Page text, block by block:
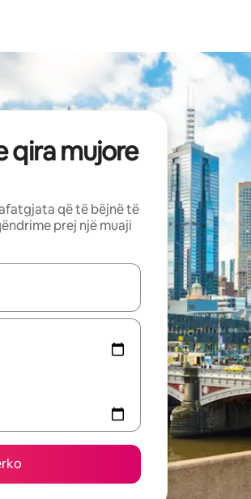
qira mujore
që të bëjnë të
prej një muaji
lëviz me butonat e shigjetave